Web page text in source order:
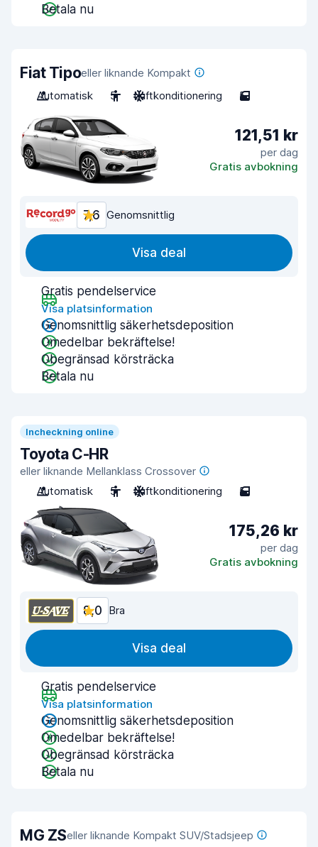
Betala nu
Fiat Tipoeller liknande Kompakt
Automatisk
5 Luftkonditionering 5
121,51 kr
per dag
Gratis avbokning
7,6 Genomsnittlig
Visa deal
Gratis pendelservice
Visa platsinformation
Genomsnittlig säkerhetsdeposition
Omedelbar bekräftelse!
Obegränsad körsträcka
Betala nu
Incheckning online
Toyota C-HR
eller liknande Mellanklass Crossover
Automatisk
5 Luftkonditionering 5
175,26 kr
per dag
Gratis avbokning
8,0 Bra
Visa deal
Gratis pendelservice
Visa platsinformation
Genomsnittlig säkerhetsdeposition
Omedelbar bekräftelse!
Obegränsad körsträcka
Betala nu
MG ZSeller liknande Kompakt SUV/Stadsjeep